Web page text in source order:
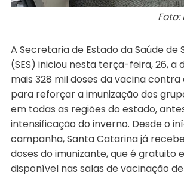
Foto:
A Secretaria de Estado da Saúde de
(SES) iniciou nesta terça-feira, 26, a
mais 328 mil doses da vacina contra
para reforçar a imunização dos
em todas as regiões do estado,
intensificação do inverno. Desde o
campanha, Santa Catarina já
doses do imunizante, que é gratuito
disponível nas salas de vacinação